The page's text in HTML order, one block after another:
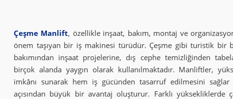
Çeşme Manlift, özellikle inşaat, bakım, montaj ve
önem taşıyan bir iş makinesi türüdür. Çeşme gibi turistik bir
bakımından inşaat projelerine, dış cephe temizliğinden
birçok alanda yaygın olarak kullanılmaktadır. Manliftler,
imkânı sunarak hem iş gücünden tasarruf edilmesini
açısından büyük bir avantaj oluşturur. Farklı yüksekliklerde